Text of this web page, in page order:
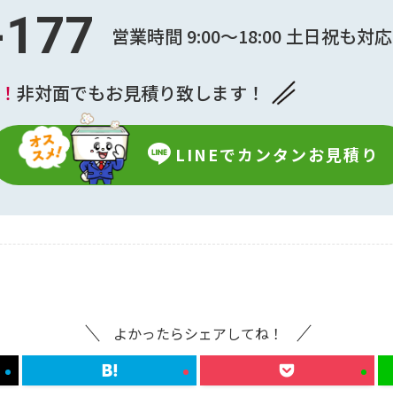
営業時間 9:00～18:00 土日祝も対応
非対面でもお見積り致します！
LINEでカンタンお見積り
よかったらシェアしてね！